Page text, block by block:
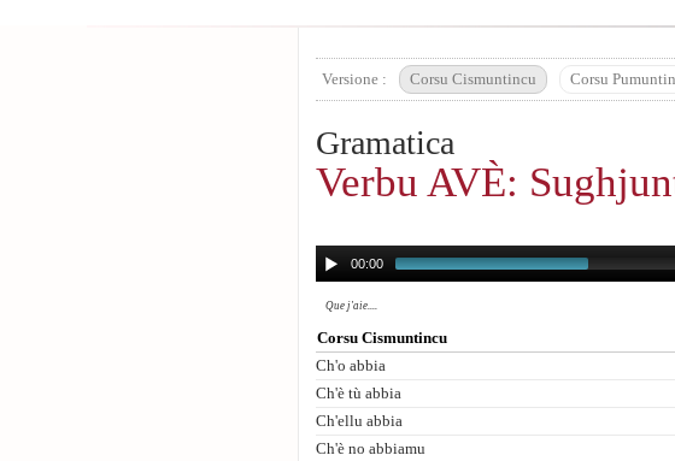
Versione : Corsu Cismuntincu Corsu
Gramatica
Verbu AVÈ:
00:00
Que j'aie....
Corsu Cismuntincu
Ch'o abbia
Ch'è tù abbia
Ch'ellu abbia
Ch'è no abbiamu